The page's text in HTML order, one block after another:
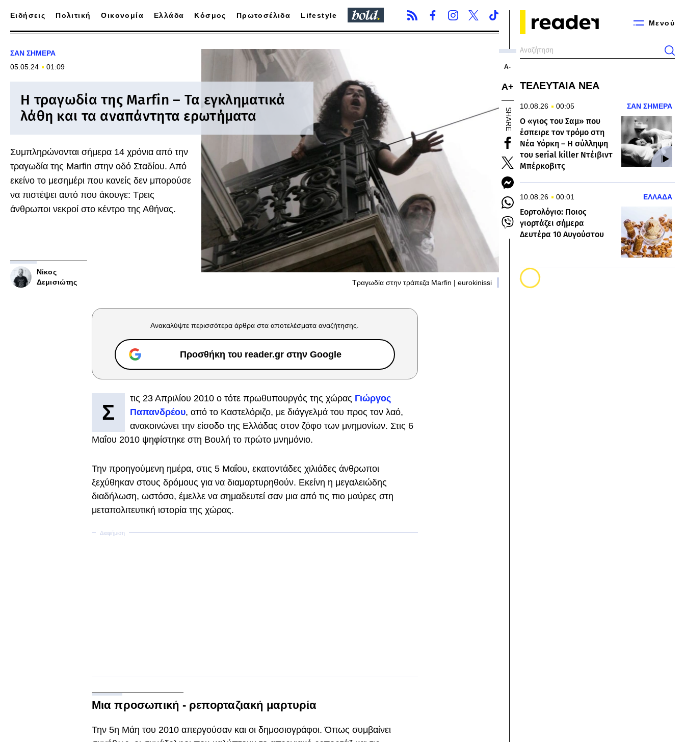
Μενού
Ειδήσεις Πολιτική Οικονομία Ελλάδα Κόσμος Πρωτοσέλιδα Lifestyle
ΣΑΝ ΣΗΜΕΡΑ
05.05.24
01:09
Η τραγωδία της Marfin – Τα εγκληματικά
λάθη και τα αναπάντητα ερωτήματα
Συμπληρώνονται σήμερα 14 χρόνια από την
τραγωδία της Marfin στην οδό Σταδίου. Από
εκείνο το μεσημέρι που κανείς δεν μπορούσε
να πιστέψει αυτό που άκουγε: Τρεις
άνθρωποι νεκροί στο κέντρο της Αθήνας.
Νίκος
Δεμισιώτης
Τραγωδία στην τράπεζα Marfin | eurokinissi
Α-
Α+
SHARE
Ανακαλύψτε περισσότερα άρθρα στα αποτελέσματα αναζήτησης.
Προσθήκη του reader.gr στην Google
Σ
τις 23 Απριλίου 2010 ο τότε πρωθυπουργός της χώρας Γιώργος
Παπανδρέου, από το Καστελόριζο, με διάγγελμά του προς τον λαό,
ανακοινώνει την είσοδο της Ελλάδας στον ζόφο των μνημονίων. Στις 6
Μαΐου 2010 ψηφίστηκε στη Βουλή το πρώτο μνημόνιο.
Την προηγούμενη ημέρα, στις 5 Μαΐου, εκατοντάδες χιλιάδες άνθρωποι
ξεχύθηκαν στους δρόμους για να διαμαρτυρηθούν. Εκείνη η μεγαλειώδης
διαδήλωση, ωστόσο, έμελλε να σημαδευτεί σαν μια από τις πιο μαύρες στη
μεταπολιτευτική ιστορία της χώρας.
Μια προσωπική - ρεπορταζιακή μαρτυρία
Την 5η Μάη του 2010 απεργούσαν και οι δημοσιογράφοι. Όπως συμβαίνει
ΤΕΛΕΥΤΑΙΑ ΝΕΑ
10.08.26 00:05 ΣΑΝ ΣΗΜΕΡΑ
Ο «γιος του Σαμ» που
έσπειρε τον τρόμο στη
Νέα Υόρκη – Η σύλληψη
του serial killer Ντέιβιντ
Μπέρκοβιτς
10.08.26 00:01 ΕΛΛΑΔΑ
Εορτολόγιο: Ποιος
γιορτάζει σήμερα
Δευτέρα 10 Αυγούστου